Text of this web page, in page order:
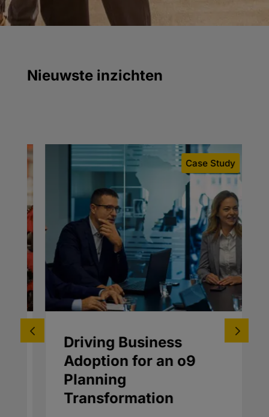
Nieuwste inzichten
Case Study
Driving Business
Adoption for an o9
Planning
Transformation